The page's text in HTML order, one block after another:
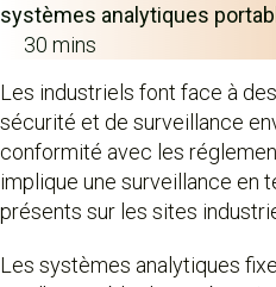
systèmes analytiques
30 mins
Les industriels font face à
sécurité et de surveillance
conformité avec les
implique une surveillance en
présents sur les sites
Les systèmes analytiques